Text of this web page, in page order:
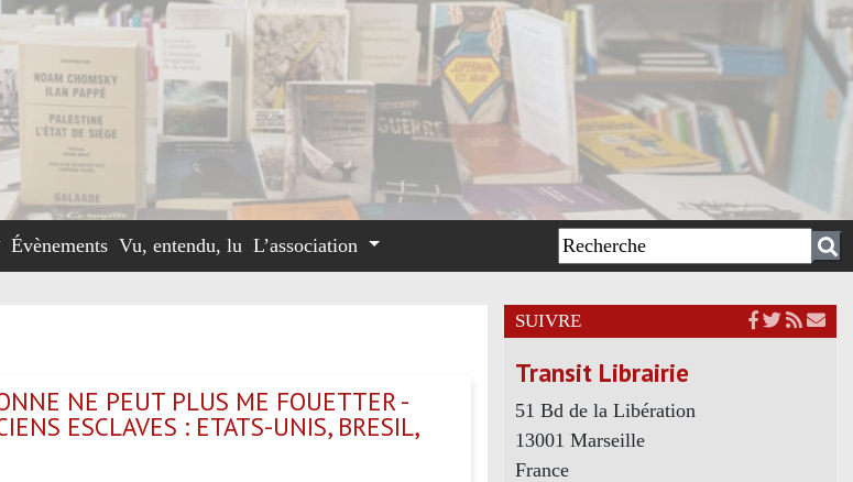
Évènements Vu, entendu, lu L’association
NE PEUT PLUS ME FOUETTER -
ESCLAVES : ETATS-UNIS, BRESIL,
SUIVRE
Transit Librairie
51 Bd de la Libération
13001 Marseille
France